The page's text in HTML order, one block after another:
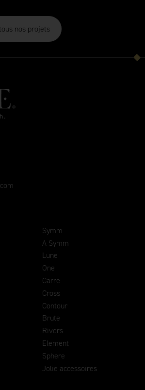
nos projets
Symm
A Symm
Lune
One
Carre
Cross
Contour
Brute
Rivers
Element
Sphere
Jolie accessoires